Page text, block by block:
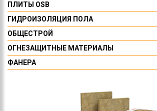
ПЛИТЫ OSB
ГИДРОИЗОЛЯЦИЯ ПОЛА
ОБЩЕСТРОЙ
ОГНЕЗАЩИТНЫЕ МАТЕРИАЛЫ
ФАНЕРА